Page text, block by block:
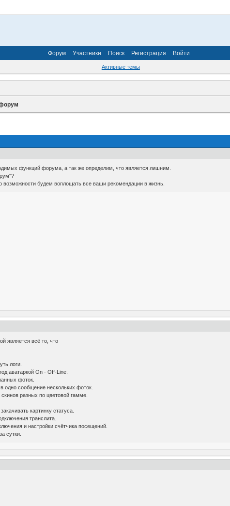
Форум Участники Поиск Регистрация Войти
Активные темы
функций форума, а так же определим, что является лишним.
возможности будем воплощать все ваши рекомендации в жизнь.
является всё то, что
логи.
аватаркой On - Off-Line.
фоток.
одно сообщение нескольких фоток.
разных по цветовой гамме.
картинку статуса.
транслита.
и настройки счётчика посещений.
сутки.